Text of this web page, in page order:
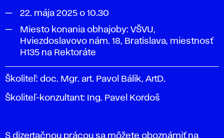
22. mája 2025 o 10.30
Miesto konania obhajoby: VŠVU,
Hviezdoslavovo nám. 18, Bratislava, miestnosť
H135 na Rektoráte
Školiteľ: doc. Mgr. art. Pavol Bálik, ArtD.
Školiteľ-konzultant: Ing. Pavel Kordoš
S dizertačnou prácou sa môžete oboznámiť na